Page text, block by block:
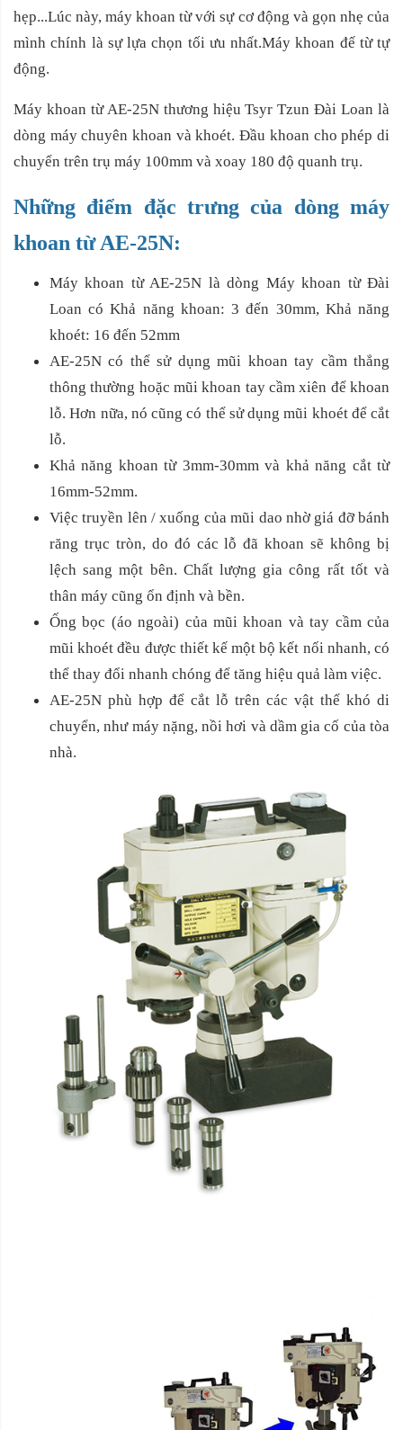
hẹp...Lúc này, máy khoan từ với sự cơ động và gọn nhẹ của
mình chính là sự lựa chọn tối ưu nhất.Máy khoan đế từ tự
động.
Máy khoan từ AE-25N thương hiệu Tsyr Tzun Đài Loan là
dòng máy chuyên khoan và khoét. Đầu khoan cho phép di
chuyển trên trụ máy 100mm và xoay 180 độ quanh trụ.
Những điểm đặc trưng của dòng máy
khoan từ AE-25N:
Máy khoan từ AE-25N là dòng Máy khoan từ Đài
Loan có Khả năng khoan: 3 đến 30mm, Khả năng
khoét: 16 đến 52mm
AE-25N có thể sử dụng mũi khoan tay cầm thẳng
thông thường hoặc mũi khoan tay cầm xiên để khoan
lỗ. Hơn nữa, nó cũng có thể sử dụng mũi khoét để cắt
lỗ.
Khả năng khoan từ 3mm-30mm và khả năng cắt từ
16mm-52mm.
Việc truyền lên / xuống của mũi dao nhờ giá đỡ bánh
răng trục tròn, do đó các lỗ đã khoan sẽ không bị
lệch sang một bên. Chất lượng gia công rất tốt và
thân máy cũng ổn định và bền.
Ống bọc (áo ngoài) của mũi khoan và tay cầm của
mũi khoét đều được thiết kế một bộ kết nối nhanh, có
thể thay đổi nhanh chóng để tăng hiệu quả làm việc.
AE-25N phù hợp để cắt lỗ trên các vật thể khó di
chuyển, như máy nặng, nồi hơi và dầm gia cố của tòa
nhà.